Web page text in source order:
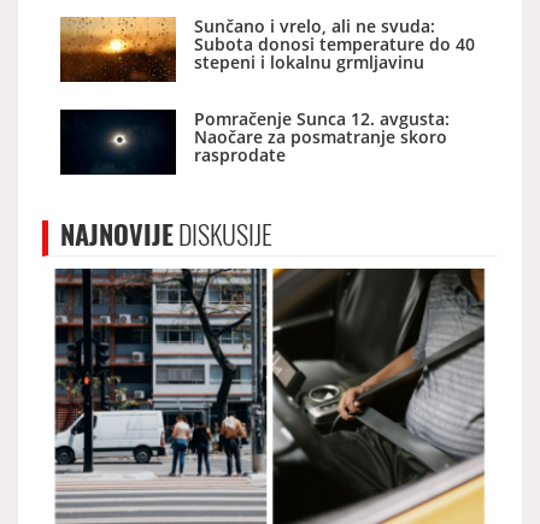
Sunčano i vrelo, ali ne svuda:
Subota donosi temperature do 40
stepeni i lokalnu grmljavinu
Pomračenje Sunca 12. avgusta:
Naočare za posmatranje skoro
rasprodate
NAJNOVIJEDISKUSIJE